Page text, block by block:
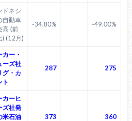
ドネシ
自動車
高 (前
) (12月)
-34.80% -49.00%
カー・
ーズ社
グ・カ
ト
287 275
カーヒ
ズ社発
米石油
373 360